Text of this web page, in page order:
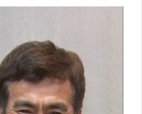
『アイ＝ラブ！げーみんぐ』＝LOV
E齋藤樹愛羅＆佐々木舞香SPインタ
ビュー